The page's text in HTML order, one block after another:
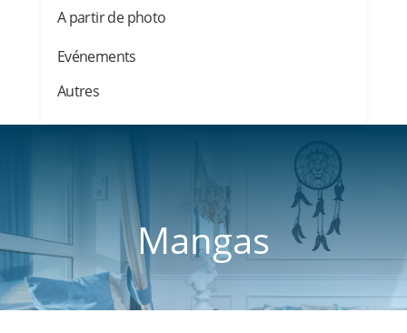
A partir de photo
Evénements
Autres
Mangas